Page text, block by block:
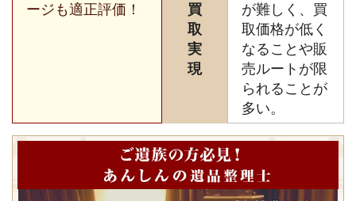
ージも適正評価！
買
取
実
現
が難しく、買
取価格が低く
なることや販
売ルートが限
られることが
多い。